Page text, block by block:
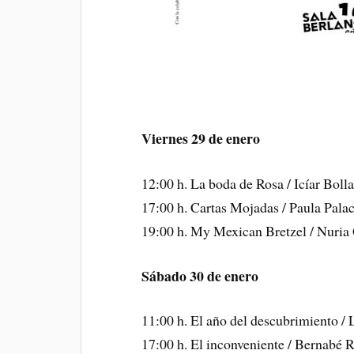
Viernes 29 de enero
12:00 h. La boda de Rosa / Icíar
17:00 h. Cartas Mojadas / Paula
19:00 h. My Mexican Bretzel / Nuria
Sábado 30 de enero
11:00 h. El año del descubrimiento /
17:00 h. El inconveniente / Bernabé